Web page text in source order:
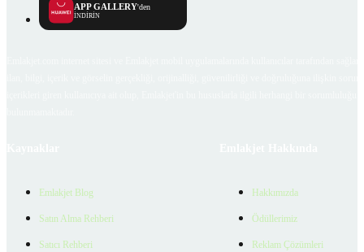
APP GALLERY'den
İNDİRİN
Emlakjet Blog
Satın Alma Rehberi
Satıcı Rehberi
Hakkımızda
Ödüllerimiz
Reklam Çözümleri